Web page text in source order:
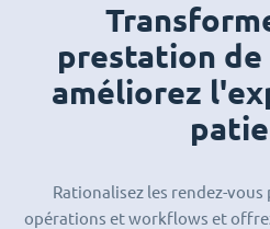
prestation de
améliorez
Rationalisez les rendez-
opérations et workflows et